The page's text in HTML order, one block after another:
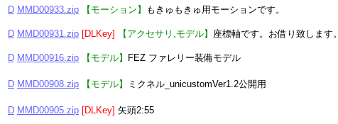
D MMD00933.zip 【モーション】 もきゅもきゅ用モーションです。
D MMD00931.zip [DLKey] 【アクセサリ,モデル】 座標軸です。お借り致します。
D MMD00916.zip 【モデル】 FEZ ファレリー装備モデル
D MMD00908.zip 【モデル】 ミクネル_unicustomVer1.2公開用
D MMD00905.zip [DLKey] 矢頭2:55